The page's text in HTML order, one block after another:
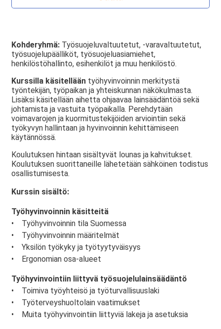
Kohderyhmä: Työsuojeluvaltuutetut, -varavaltuutetut,
työsuojelupäälliköt, työsuojeluasiamiehet,
henkilöstöhallinto, esihenkilöt ja muu henkilöstö.
Kurssilla käsitellään työhyvinvoinnin merkitystä
työntekijän, työpaikan ja yhteiskunnan näkökulmasta.
Lisäksi käsitellään aihetta ohjaavaa lainsäädäntöä sekä
johtamista ja vastuita työpaikalla. Perehdytään
voimavarojen ja kuormitustekijöiden arviointiin sekä
työkyvyn hallintaan ja hyvinvoinnin kehittämiseen
käytännössä.
Koulutuksen hintaan sisältyvät lounas ja kahvitukset.
Koulutuksen suorittaneille lähetetään sähköinen todistus
osallistumisesta.
Kurssin sisältö:
Työhyvinvoinnin käsitteitä
• Työhyvinvoinnin tila Suomessa
• Työhyvinvoinnin määritelmät
• Yksilön työkyky ja työtyytyväisyys
• Ergonomian osa-alueet
Työhyvinvointiin liittyvä työsuojelulainsäädäntö
• Toimiva työyhteisö ja työturvallisuuslaki
• Työterveyshuoltolain vaatimukset
• Muita työhyvinvointiin liittyviä lakeja ja asetuksia